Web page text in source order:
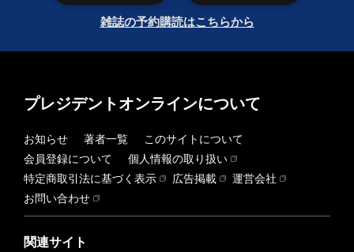
雑誌の予約購読はこちらから
プレジデントオンラインについて
お知らせ 著者一覧
このサイトについて
会員登録について
個人情報の取り扱い
特定商取引法に基づく表示
広告掲載
運営会社
お問い合わせ
関連サイト